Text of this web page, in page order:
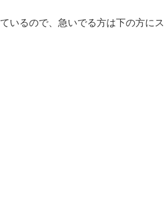
いるので、急いでる方は下の方にス